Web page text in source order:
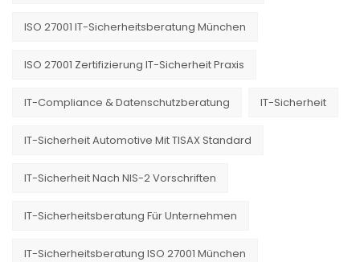
ISO 27001 IT-Sicherheitsberatung München
ISO 27001 Zertifizierung IT-Sicherheit Praxis
IT-Compliance & Datenschutzberatung IT-Sicherheit
IT-Sicherheit Automotive Mit TISAX Standard
IT-Sicherheit Nach NIS-2 Vorschriften
IT-Sicherheitsberatung Für Unternehmen
IT-Sicherheitsberatung ISO 27001 München